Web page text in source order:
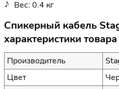
Вес: 0.4 кг
Спикерный кабель
характеристики товара
Производитель
Цвет